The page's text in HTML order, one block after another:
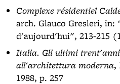
Complexe résidentiel
arch. Glauco Gresleri,
d'aujourd'hui", 213-215
Italia. Gli ultimi
all'architettura moderna,
1988, p. 257